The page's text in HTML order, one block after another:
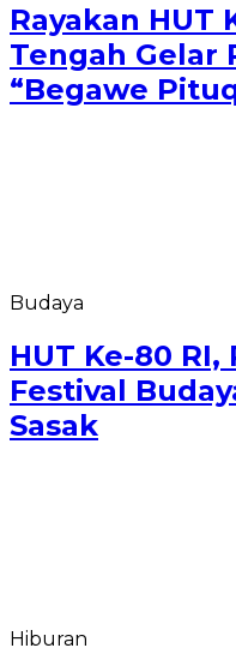
Rayakan HUT
Tengah Gelar
“Begawe
Budaya
HUT Ke-80
Festival
Sasak
Hiburan